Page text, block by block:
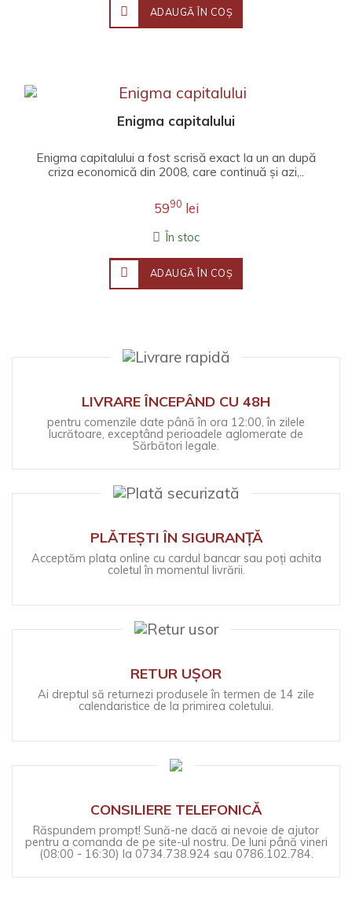
ADAUGĂ ÎN COŞ
Enigma capitalului
Enigma capitalului a fost scrisă exact la un an după
criza economică din 2008, care continuă și azi,..
5990 lei
În stoc
ADAUGĂ ÎN COŞ
LIVRARE ÎNCEPÂND CU 48H
pentru comenzile date până în ora 12:00, în zilele
lucrătoare, exceptând perioadele aglomerate de
Sărbători legale.
PLĂTEȘTI ÎN SIGURANȚĂ
Acceptăm plata online cu cardul bancar sau poți achita
coletul în momentul livrării.
RETUR UȘOR
Ai dreptul să returnezi produsele în termen de 14 zile
calendaristice de la primirea coletului.
CONSILIERE TELEFONICĂ
Răspundem prompt! Sună-ne dacă ai nevoie de ajutor
pentru a comanda de pe site-ul nostru. De luni până vineri
(08:00 - 16:30) la 0734.738.924 sau 0786.102.784.